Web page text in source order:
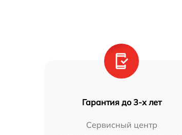
Гарантия до 3-х лет
Сервисный центр